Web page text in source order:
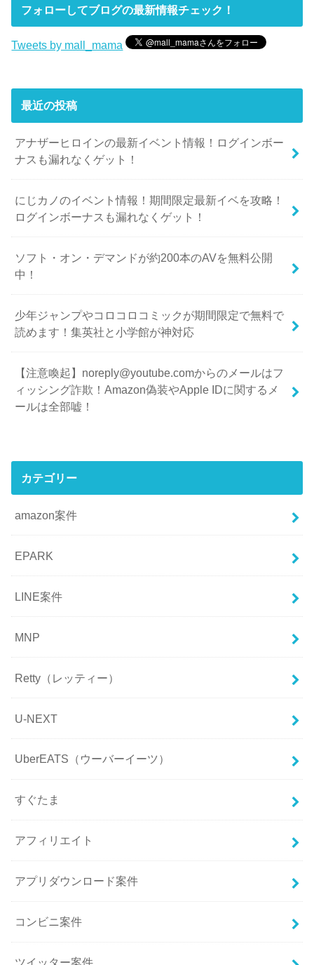
フォローしてブログの最新情報チェック！
Tweets by mall_mama
最近の投稿
アナザーヒロインの最新イベント情報！ログインボー
ナスも漏れなくゲット！
にじカノのイベント情報！期間限定最新イベを攻略！
ログインボーナスも漏れなくゲット！
ソフト・オン・デマンドが約200本のAVを無料公開
中！
少年ジャンプやコロコロコミックが期間限定で無料で
読めます！集英社と小学館が神対応
【注意喚起】noreply@youtube.comからのメールはフ
ィッシング詐欺！Amazon偽装やApple IDに関するメ
ールは全部嘘！
カテゴリー
amazon案件
EPARK
LINE案件
MNP
Retty（レッティー）
U-NEXT
UberEATS（ウーバーイーツ）
すぐたま
アフィリエイト
アプリダウンロード案件
コンビニ案件
ツイッター案件